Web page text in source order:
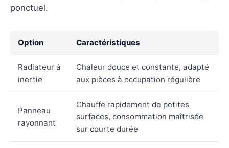
ponctuel.
Option Caractéristiques
Radiateur à
inertie
Chaleur douce et constante, adapté
aux pièces à occupation régulière
Panneau
rayonnant
Chauffe rapidement de petites
surfaces, consommation maîtrisée
sur courte durée